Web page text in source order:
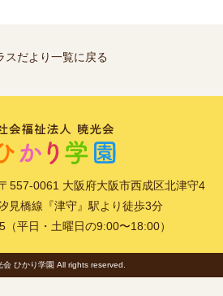
スだより一覧に戻る
557-0061 大阪府大阪市西成区北津守4
見橋線『津守』駅より徒歩3分
平日・土曜日の9:00〜18:00）
ひかり学園 All rights reserved.